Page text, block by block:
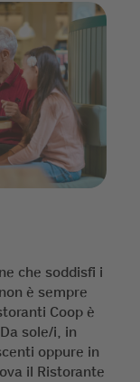
che soddisfi i
è sempre
Coop è
sole/i, in
oppure in
il Ristorante